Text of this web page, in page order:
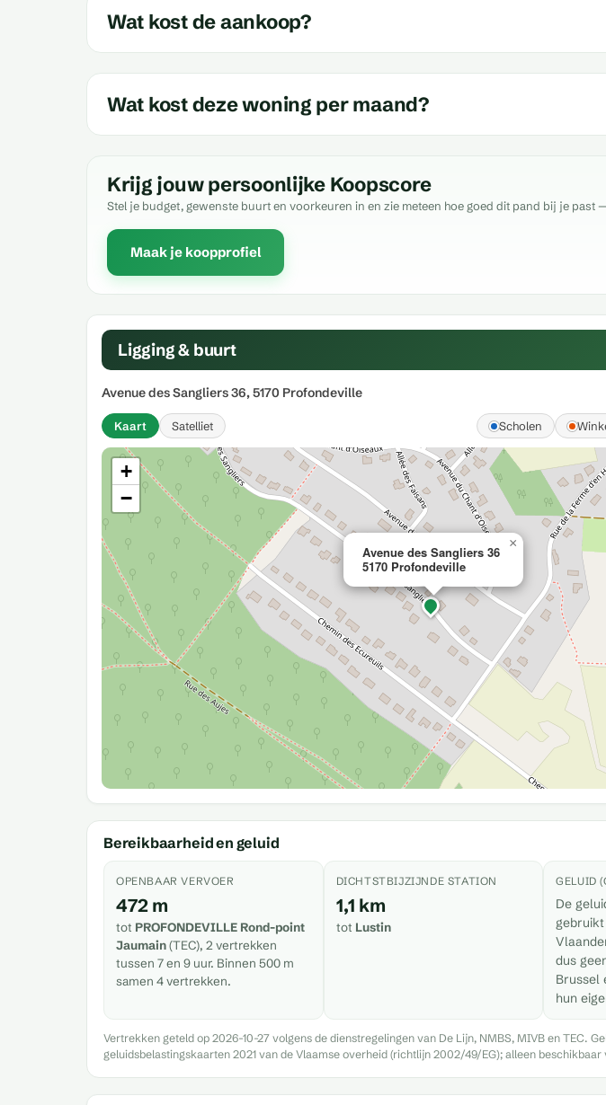
Wat kost de aankoop?
Wat kost deze woning per maand?
Krijg jouw persoonlijke Koopscore
Stel je budget, gewenste buurt en voorkeuren in en zie meteen hoe goed dit pand bij je past
Maak je koopprofiel
Ligging & buurt
Avenue des Sangliers 36, 5170 Profondeville
Kaart Satelliet Scholen
Avenue des Sangliers 36
5170 Profondeville
×
+
−
Bereikbaarheid en geluid
OPENBAAR VERVOER
472 m
tot PROFONDEVILLE Rond-point
Jaumain(TEC), 2 vertrekken
tussen 7 en 9 uur. Binnen 500 m
samen 4 vertrekken.
DICHTSTBIJZIJNDE STATION
1,1 km
tot Lustin
GELUID
De
dus
Brussel
hun
Vertrekken geteld op 2026-10-27 volgens de dienstregelingen van De Lijn, NMBS, MIVB en TEC.
geluidsbelastingskaarten 2021 van de Vlaamse overheid (richtlijn 2002/49/EG); alleen beschikbaar